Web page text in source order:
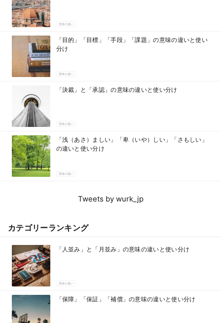
意味の違い
「目的」「目標」「手段」「課題」の意味の違いと使い
分け
意味の違い
「決裁」と「承認」の意味の違いと使い分け
意味の違い
「浅（あさ）ましい」「卑（いや）しい」「さもしい」
の違いと使い分け
意味の違い
Tweets by wurk_jp
カテゴリーランキング
「人並み」と「月並み」の意味の違いと使い分け
意味の違い
「保障」「保証」「補償」の意味の違いと使い分け